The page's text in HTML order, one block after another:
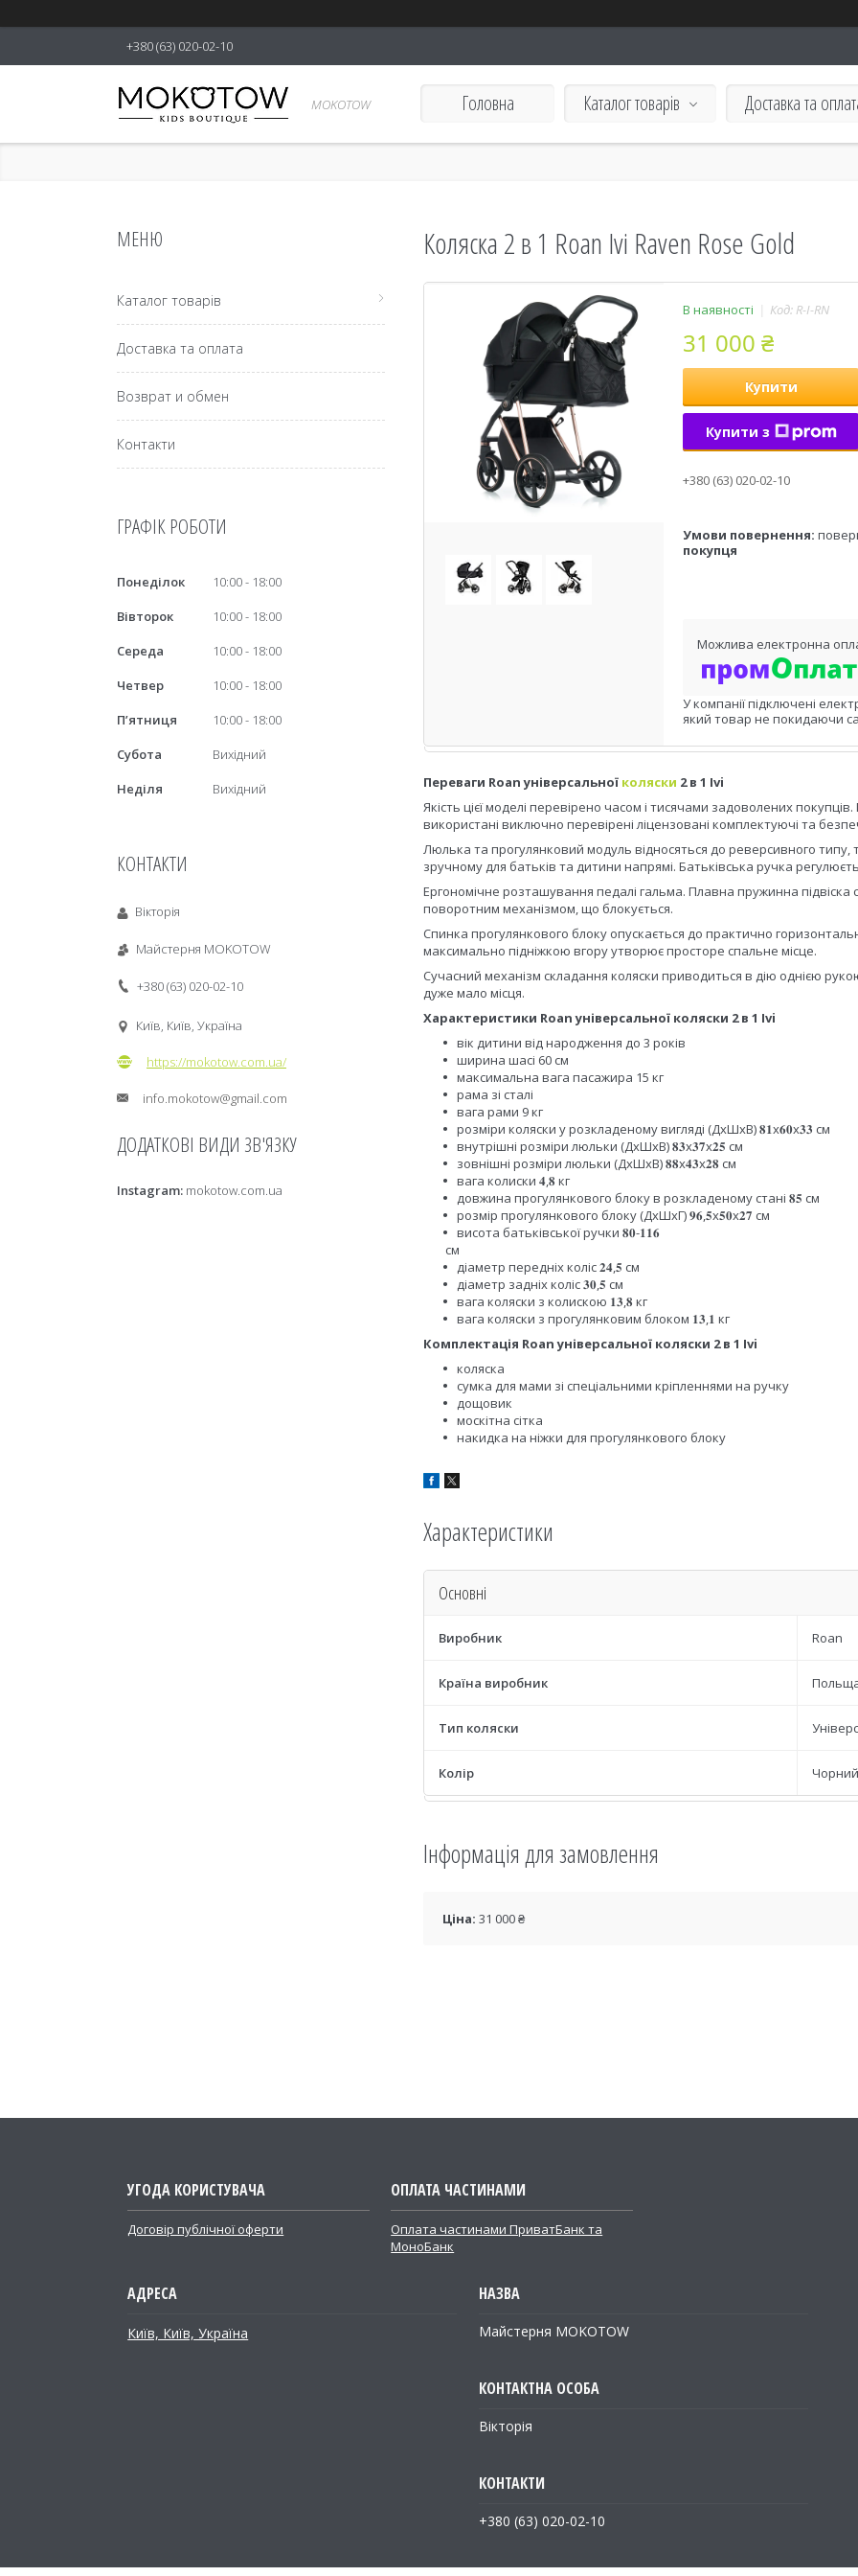
+380 (63) 020-02-10
MOKOTOW Головна Каталог товарів Доставка та
Коляска 2 в 1 Roan Ivi Raven Rose Gold
В наявності Код: R-I-RN
31 000 ₴
Купити
Купити з
+380 (63) 020-02-10
покупця
У компанії підключені
який товар не покидаючи
Переваги Roan універсальної коляски 2 в 1 Ivi
Якість цієї моделі перевірено часом і тисячами задоволених
використані виключно перевірені ліцензовані комплектуючі та
Люлька та прогулянковий модуль відносяться до реверсивного
зручному для батьків та дитини напрямі. Батьківська ручка
Ергономічне розташування педалі гальма. Плавна пружинна підвіска
поворотним механізмом, що блокується.
Спинка прогулянкового блоку опускається до практично
максимально підніжкою вгору утворює просторе спальне місце.
Сучасний механізм складання коляски приводиться в дію однією
дуже мало місця.
Характеристики Roan універсальної коляски 2 в 1 Ivi
вік дитини від народження до 3 років
ширина шасі 60 см
максимальна вага пасажира 15 кг
рама зі сталі
вага рами 9 кг
розміри коляски у розкладеному вигляді (ДхШхВ) 𝟖𝟏х𝟔𝟎х𝟑𝟑 см
внутрішні розміри люльки (ДхШхВ) 𝟖𝟑х𝟑𝟕х𝟐𝟓 см
зовнішні розміри люльки (ДхШхВ) 𝟖𝟖х𝟒𝟑х𝟐𝟖 см
вага колиски 𝟒,𝟖 кг
довжина прогулянкового блоку в розкладеному стані 𝟖𝟓 см
розмір прогулянкового блоку (ДхШхГ) 𝟗𝟔,𝟓х𝟓𝟎х𝟐𝟕 см
висота батьківської ручки 𝟖𝟎-𝟏𝟏𝟔
см
діаметр передніх коліс 𝟐𝟒,𝟓 см
діаметр задніх коліс 𝟑𝟎,𝟓 см
вага коляски з колискою 𝟏𝟑,𝟖 кг
вага коляски з прогулянковим блоком 𝟏𝟑,𝟏 кг
Комплектація Roan універсальної коляски 2 в 1 Ivi
коляска
сумка для мами зі спеціальними кріпленнями на ручку
дощовик
москітна сітка
накидка на ніжки для прогулянкового блоку
Характеристики
Основні
Виробник Roan
Країна виробник
Тип коляски
Колір Чорний
Інформація для замовлення
Ціна: 31 000 ₴
Каталог товарів
Доставка та оплата
Возврат и обмен
Контакти
ГРАФІК РОБОТИ
Понеділок 10:00
18:00
Вівторок
10:00
18:00
Середа
10:00
18:00
Четвер
10:00
18:00
Пʼятниця
10:00
18:00
Субота
Вихідний
Неділя
Вихідний
КОНТАКТИ
Вікторія
Майстерня MOKOTOW
+380 (63) 020-02-10
Київ, Київ, Україна
https://mokotow.com.ua/
info.mokotow@gmail.com
Instagram mokotow.com.ua
УГОДА КОРИСТУВАЧА
Договір публічної оферти
ОПЛАТА ЧАСТИНАМИ
Оплата частинами ПриватБанк та
МоноБанк
Київ, Київ, Україна Майстерня MOKOTOW
Вікторія
+380 (63) 020-02-10